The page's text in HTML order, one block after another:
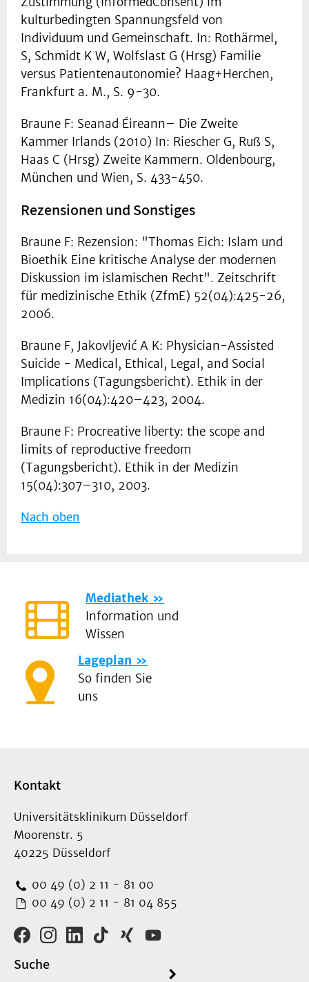
kulturbedingten Spannungsfeld von
Individuum und Gemeinschaft. In: Rothärmel,
S, Schmidt K W, Wolfslast G (Hrsg) Familie
versus Patientenautonomie? Haag+Herchen,
Frankfurt a. M., S. 9-30.
Braune F: Seanad Éireann– Die Zweite
Kammer Irlands (2010) In: Riescher G, Ruß S,
Haas C (Hrsg) Zweite Kammern. Oldenbourg,
München und Wien, S. 433-450.
Rezensionen und Sonstiges
Braune F: Rezension: "Thomas Eich: Islam und
Bioethik Eine kritische Analyse der modernen
Diskussion im islamischen Recht". Zeitschrift
für medizinische Ethik (ZfmE) 52(04):425-26,
2006.
Braune F, Jakovljević A K: Physician-Assisted
Suicide - Medical, Ethical, Legal, and Social
Implications (Tagungsbericht). Ethik in der
Medizin 16(04):420–423, 2004.
Braune F: Procreative liberty: the scope and
limits of reproductive freedom
(Tagungsbericht). Ethik in der Medizin
15(04):307–310, 2003.
Nach oben
Mediathek
Information und
Wissen
Lageplan
So finden Sie
uns
Kontakt
Universitätsklinikum Düsseldorf
Moorenstr. 5
40225 Düsseldorf
00 49 (0) 2 11 - 81 00
00 49 (0) 2 11 - 81 04 855
Suche